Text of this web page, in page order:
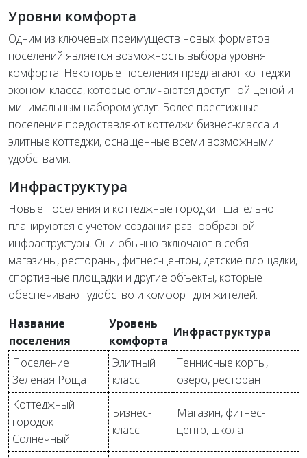
Уровни комфорта
Одним из ключевых преимуществ новых форматов
поселений является возможность выбора уровня
комфорта. Некоторые поселения предлагают коттеджи
эконом-класса, которые отличаются доступной ценой и
минимальным набором услуг. Более престижные
поселения предоставляют коттеджи бизнес-класса и
элитные коттеджи, оснащенные всеми возможными
удобствами.
Инфраструктура
Новые поселения и коттеджные городки тщательно
планируются с учетом создания разнообразной
инфраструктуры. Они обычно включают в себя
магазины, рестораны, фитнес-центры, детские площадки,
спортивные площадки и другие объекты, которые
обеспечивают удобство и комфорт для жителей.
Название
поселения
Уровень
комфорта
Инфраструктура
Поселение
Зеленая Роща
Элитный
класс
Теннисные корты,
озеро, ресторан
Коттеджный
городок
Солнечный
Бизнес-
класс
Магазин, фитнес-
центр, школа